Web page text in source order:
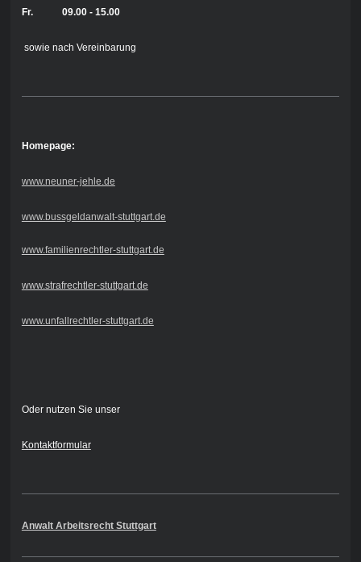
Fr. 09.00 - 15.00
sowie nach Vereinbarung
Homepage:
www.neuner-jehle.de
www.bussgeldanwalt-stuttgart.de
www.familienrechtler-stuttgart.de
www.strafrechtler-stuttgart.de
www.unfallrechtler-stuttgart.de
Oder nutzen Sie unser
Kontaktformular
Anwalt Arbeitsrecht Stuttgart